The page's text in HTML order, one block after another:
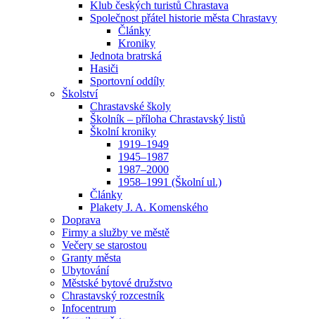
Klub českých turistů Chrastava
Společnost přátel historie města Chrastavy
Články
Kroniky
Jednota bratrská
Hasiči
Sportovní oddíly
Školství
Chrastavské školy
Školník – příloha Chrastavský listů
Školní kroniky
1919–1949
1945–1987
1987–2000
1958–1991 (Školní ul.)
Články
Plakety J. A. Komenského
Doprava
Firmy a služby ve městě
Večery se starostou
Granty města
Ubytování
Městské bytové družstvo
Chrastavský rozcestník
Infocentrum